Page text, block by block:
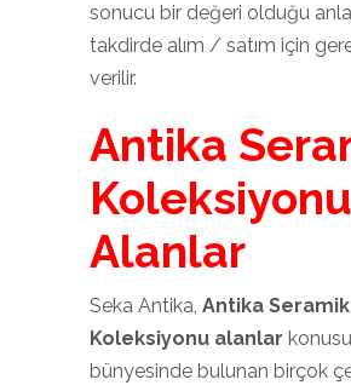
sonucu bir değeri olduğu
takdirde alım / satım için
verilir.
Antika
Koleksiyonu
Alanlar
Seka Antika, Antika Seramik
Koleksiyonu alanlar
bünyesinde bulunan birçok